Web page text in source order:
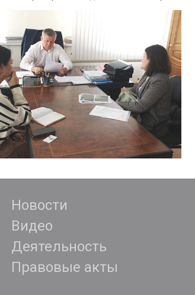
Новости
Видео
Деятельность
Правовые акты